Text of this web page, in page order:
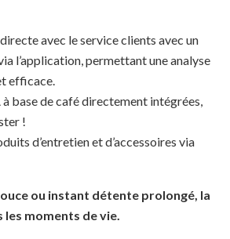
avec le service clients avec un
l’application, permettant une analyse
efficace.
base de café directement intégrées,
!
d’entretien et d’accessoires via
ou instant détente prolongé, la
les moments de vie.